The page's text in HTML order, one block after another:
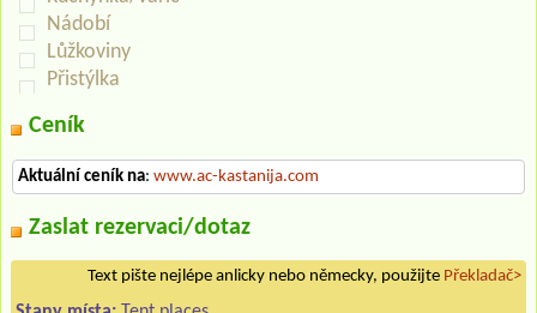
Nádobí
Lůžkoviny
Přistýlka
Ceník
Aktuální ceník na: www.ac-kastanija.com
Zaslat rezervaci/dotaz
Text pište nejlépe anlicky nebo německy, použijte Překladač>